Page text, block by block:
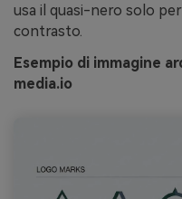
usa il quasi-nero solo
contrasto.
Esempio di immagine
media.io